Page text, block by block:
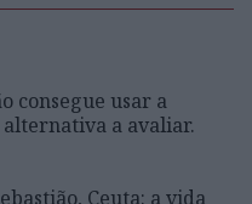
consegue usar a
alternativa a avaliar.
Ceuta: a vida